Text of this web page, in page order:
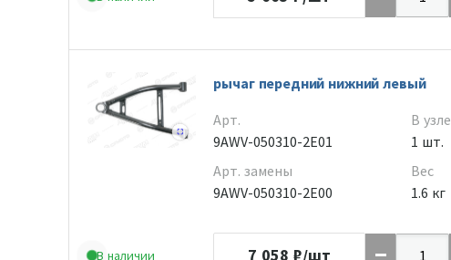
В наличии
рычаг передний нижний левый
Арт.
9AWV-050310-2E01
Арт. замены
9AWV-050310-2E00
В узле
1 шт.
Вес
1.6 кг
7 058 ₽/шт